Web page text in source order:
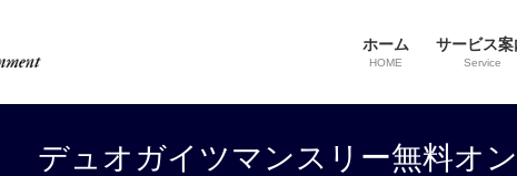
ホーム
HOME
サービス案
Service
デュオガイツマンスリー無料オ